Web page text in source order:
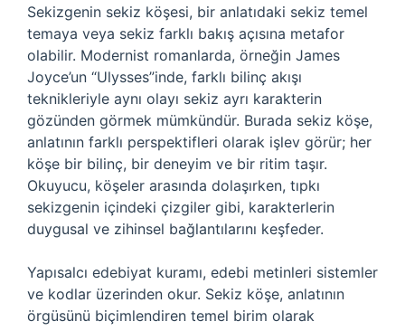
Sekizgenin sekiz köşesi, bir anlatıdaki sekiz temel
temaya veya sekiz farklı bakış açısına metafor
olabilir. Modernist romanlarda, örneğin James
Joyce’un “Ulysses”inde, farklı bilinç akışı
teknikleriyle aynı olayı sekiz ayrı karakterin
gözünden görmek mümkündür. Burada sekiz köşe,
anlatının farklı perspektifleri olarak işlev görür; her
köşe bir bilinç, bir deneyim ve bir ritim taşır.
Okuyucu, köşeler arasında dolaşırken, tıpkı
sekizgenin içindeki çizgiler gibi, karakterlerin
duygusal ve zihinsel bağlantılarını keşfeder.
Yapısalcı edebiyat kuramı, edebi metinleri sistemler
ve kodlar üzerinden okur. Sekiz köşe, anlatının
örgüsünü biçimlendiren temel birim olarak